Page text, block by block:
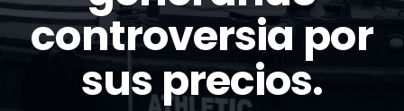
controversia por
sus precios.